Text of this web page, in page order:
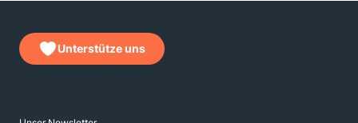
Unterstütze uns